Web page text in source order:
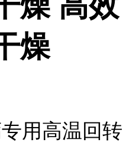
燥
用高温回转